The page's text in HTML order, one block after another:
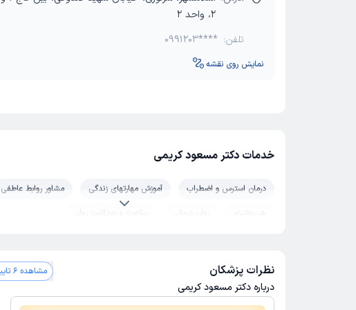
2، واحد 2
تلفن: 0991203****
نمایش روی نقشه
خدمات دکتر مسعود کریمی
درمان استرس و اضطراب آموزش مهارتهای زندگی
مشاور روابط عاطفی
هیپنوتیزم
روان درمانی
سلامت و بهداشت روان
نظرات پزشکان
درباره دکتر مسعود کریمی
مشاهده 6 تاییدیه